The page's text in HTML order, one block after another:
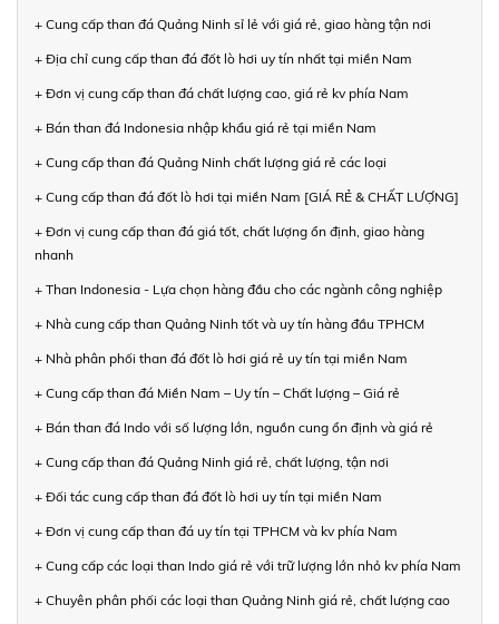
+ Cung cấp than đá Quảng Ninh sỉ lẻ với giá rẻ, giao hàng tận nơi
+ Địa chỉ cung cấp than đá đốt lò hơi uy tín nhất tại miền Nam
+ Đơn vị cung cấp than đá chất lượng cao, giá rẻ kv phía Nam
+ Bán than đá Indonesia nhập khẩu giá rẻ tại miền Nam
+ Cung cấp than đá Quảng Ninh chất lượng giá rẻ các loại
+ Cung cấp than đá đốt lò hơi tại miền Nam [GIÁ RẺ & CHẤT LƯỢNG]
+ Đơn vị cung cấp than đá giá tốt, chất lượng ổn định, giao hàng
nhanh
+ Than Indonesia - Lựa chọn hàng đầu cho các ngành công nghiệp
+ Nhà cung cấp than Quảng Ninh tốt và uy tín hàng đầu TPHCM
+ Nhà phân phối than đá đốt lò hơi giá rẻ uy tín tại miền Nam
+ Cung cấp than đá Miền Nam – Uy tín – Chất lượng – Giá rẻ
+ Bán than đá Indo với số lượng lớn, nguồn cung ổn định và giá rẻ
+ Cung cấp than đá Quảng Ninh giá rẻ, chất lượng, tận nơi
+ Đối tác cung cấp than đá đốt lò hơi uy tín tại miền Nam
+ Đơn vị cung cấp than đá uy tín tại TPHCM và kv phía Nam
+ Cung cấp các loại than Indo giá rẻ với trữ lượng lớn nhỏ kv phía Nam
+ Chuyên phân phối các loại than Quảng Ninh giá rẻ, chất lượng cao